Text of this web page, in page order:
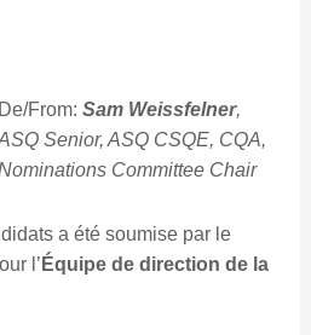
De/From: Sam Weissfelner,
Senior, ASQ CSQE, CQA,
Committee Chair
a été soumise par le
l’ Équipe de direction de la